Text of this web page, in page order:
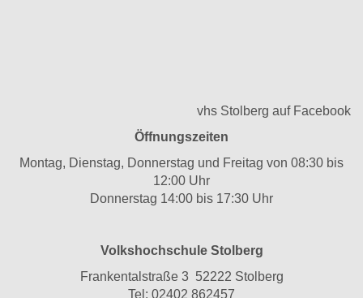
vhs Stolberg auf Facebook
Öffnungszeiten
Montag, Dienstag, Donnerstag und Freitag von 08:30 bis
12:00 Uhr
Donnerstag 14:00 bis 17:30 Uhr
Volkshochschule Stolberg
Frankentalstraße 3 52222 Stolberg
Tel: 02402 862457